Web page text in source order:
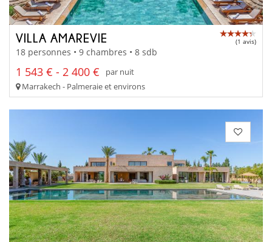
VILLA AMAREVIE (1 avis)
18 personnes • 9 chambres • 8 sdb
1 543 € - 2 400 €
par nuit
Marrakech - Palmeraie et environs